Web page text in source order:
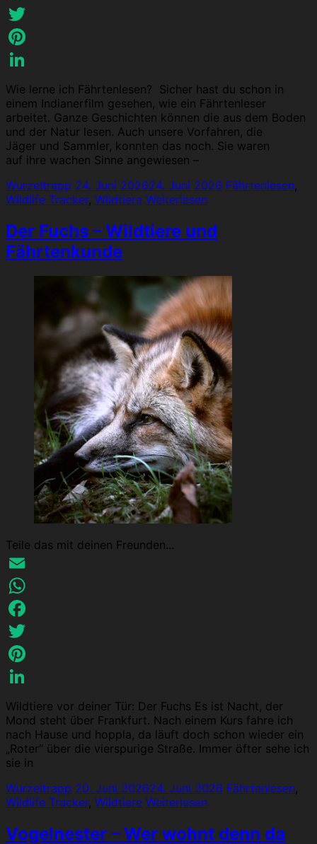
Facebook
Twitter
Pinterest
LinkedIn
Wie lerne ich Fährtenlesen? Sicher hast du schon in
einem Indianerfilm gesehen, wie ein Fährtenleser
arbeitet. Ganze Geschichten können die aus dem Boden
und der Natur lesen. Auch unsere Vorfahren, die
Jäger und Sammler, konnten das noch. Sie waren
auf ihre wachen Sinne angewiesen –
Wurzeltrapp 24. Juni 202624. Juni 2026 Fährtenlesen,
Wildlife Tracker, Wildtiere Weiterlesen
Der Fuchs – Wildtiere und
Fährtenkunde
Teile das mit deinen Freunden...
Email
WhatsApp
Facebook
Twitter
Pinterest
LinkedIn
Wildtiere vor deiner Tür: Der Fuchs Es ist Nacht, der
Mond steht über Frankfurt. Nach einem Kurs fahre ich
nach Hause und hoppla, da läuft doch schon wieder ein
„Roter“ über die vierspurige Straße. Immer öfter sehe ich
sie in
Wurzeltrapp 20. Juni 202624. Juni 2026 Fährtenlesen,
Wildlife Tracker, Wildtiere Weiterlesen
Vogelnester – Wer wohnt denn da